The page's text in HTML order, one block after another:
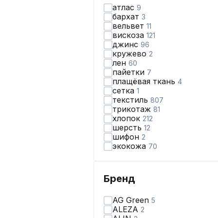
атлас 9
бархат 3
вельвет 11
вискоза 121
джинс 96
кружево 2
лен 60
пайетки 7
плащёвая ткань 4
сетка 1
текстиль 807
трикотаж 81
хлопок 212
шерсть 12
шифон 2
экокожа 70
Бренд
AG Green 5
ALEZA 2